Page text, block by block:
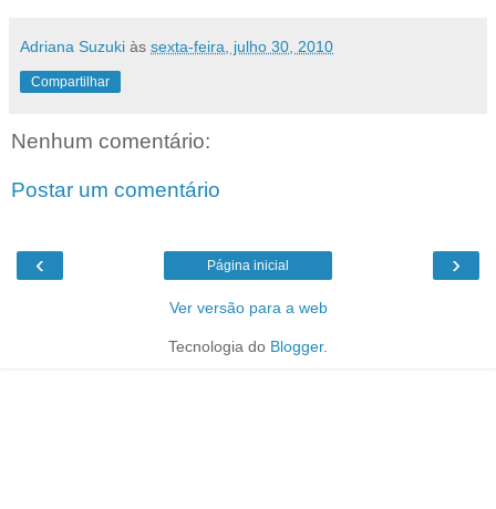
Adriana Suzuki às sexta-feira, julho 30, 2010
Compartilhar
Nenhum comentário:
Postar um comentário
‹ ›
Página inicial
Ver versão para a web
Tecnologia do Blogger.